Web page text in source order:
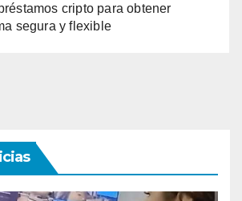
cripto para obtener
segura y flexible